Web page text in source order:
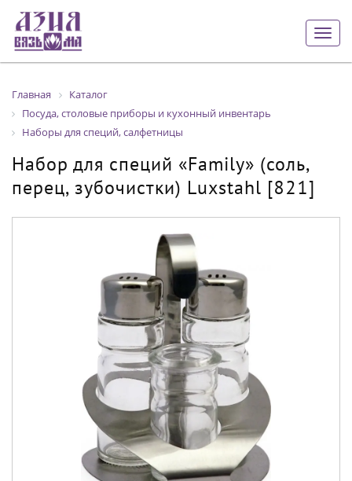
Главная
Каталог
Посуда, столовые приборы и кухонный инвентарь
Наборы для специй, салфетницы
Набор для специй «Family» (соль,
перец, зубочистки) Luxstahl [821]